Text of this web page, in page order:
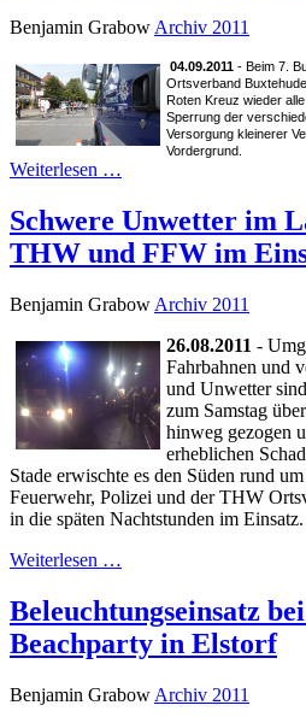
Benjamin Grabow Archiv 2011
04.09.2011 - Beim 7.
Ortsverband
Roten Kreuz wieder
Sperrung der
Versorgung kleinerer
Vordergrund.
Weiterlesen …
Schwere Unwetter im
THW und FFW im
Benjamin Grabow Archiv 2011
26.08.2011 -
Fahrbahnen und
und Unwetter
zum Samstag
hinweg gezogen
erheblichen
Stade erwischte es den Süden rund
Feuerwehr, Polizei und der THW
in die späten Nachtstunden im Einsatz.
Weiterlesen …
Beleuchtungseinsatz
Beachparty in Elstorf
Benjamin Grabow Archiv 2011